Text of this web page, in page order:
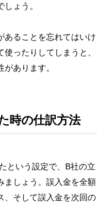
ょう。
あることを忘れてはいけ
ったりしてしまうと、
あります。
時の仕訳方法
という設定で、B社の立
ましょう。誤入金を全額
、そして誤入金を次回の